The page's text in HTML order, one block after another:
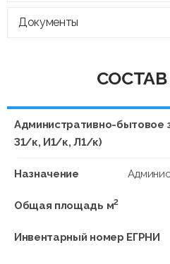
Документы
Административно-бытовое
З1/к, И1/к, Л1/к)
Назначение
Общая площадь м2
Инвентарный номер ЕГРНИ